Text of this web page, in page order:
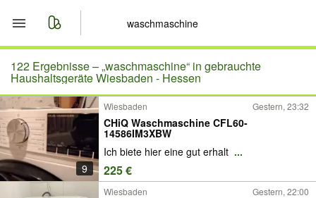
Start
Merkliste
Nachrichten
Anzeige aufgeben
122 Ergebnisse –„waschmaschine“ in gebrauchte
Haushaltsgeräte Wiesbaden - Hessen
9
Wiesbaden Gestern, 23:32
CHiQ Waschmaschine CFL60-
14586IM3XBW
Ich biete hier eine gut erhalt ...
225 €
Wiesbaden Gestern, 22:00